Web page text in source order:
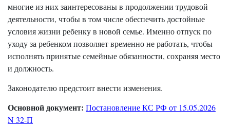
многие из них заинтересованы в продолжении трудовой
деятельности, чтобы в том числе обеспечить достойные
условия жизни ребенку в новой семье. Именно отпуск по
уходу за ребенком позволяет временно не работать, чтобы
исполнять принятые семейные обязанности, сохраняя место
и должность.
Законодателю предстоит внести изменения.
Основной документ: Постановление КС РФ от 15.05.2026
N 32-П